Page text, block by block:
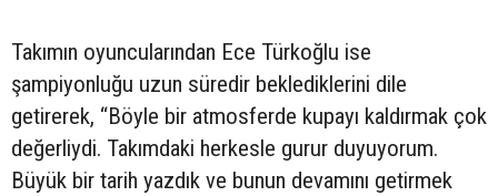
Takımın oyuncularından Ece Türkoğlu ise
şampiyonluğu uzun süredir beklediklerini dile
getirerek, “Böyle bir atmosferde kupayı kaldırmak çok
değerliydi. Takımdaki herkesle gurur duyuyorum.
Büyük bir tarih yazdık ve bunun devamını getirmek